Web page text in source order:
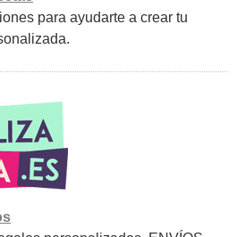
para ayudarte a crear tu